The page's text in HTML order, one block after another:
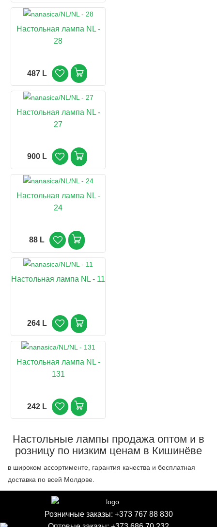
Настольная лампа NL -
28
487 L
Настольная лампа NL -
27
900 L
Настольная лампа NL -
24
88 L
Настольная лампа NL - 11
264 L
Настольная лампа NL -
131
242 L
Настольные лампы продажа оптом и в
розницу по низким ценам в Кишинёве
в широком ассортименте, гарантия качества и бесплатная
доставка по всей Молдове.
Розничные заказы: +373 767 88 830